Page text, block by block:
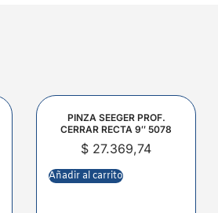
PINZA SEEGER PROF.
CERRAR RECTA 9″ 5078
$ 27.369,74
Añadir al carrito